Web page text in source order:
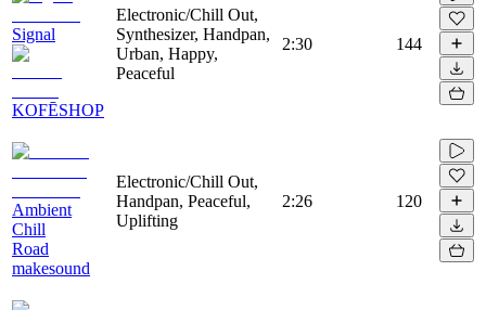
Signal
KOFĒSHOP
Electronic/Chill Out,
Synthesizer, Handpan,
Urban, Happy,
Peaceful
2:30 144
Ambient
Chill
Road
makesound
Electronic/Chill Out,
Handpan, Peaceful,
Uplifting
2:26 120